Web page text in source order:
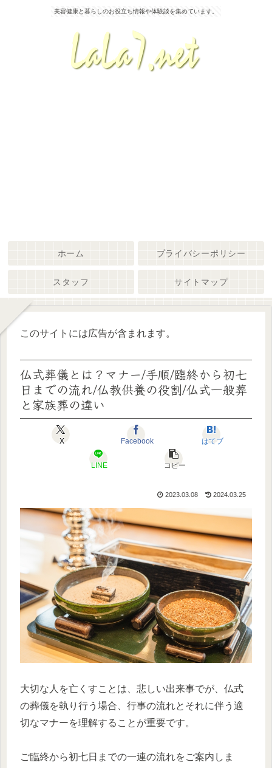
美容健康と暮らしのお役立ち情報や体験談を集めています。
ホーム プライバシーポリシー
スタッフ サイトマップ
このサイトには広告が含まれます。
仏式葬儀とは？マナー/手順/臨終から初七
日までの流れ/仏教供養の役割/仏式一般葬
と家族葬の違い
X Facebook はてブ
LINE コピー
2023.03.08 2024.03.25
大切な人を亡くすことは、悲しい出来事でが、仏式
の葬儀を執り行う場合、行事の流れとそれに伴う適
切なマナーを理解することが重要です。
ご臨終から初七日までの一連の流れをご案内しま